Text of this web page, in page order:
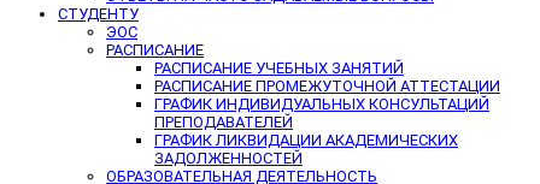
СТУДЕНТУ
ЭОС
РАСПИСАНИЕ
РАСПИСАНИЕ УЧЕБНЫХ ЗАНЯТИЙ
РАСПИСАНИЕ ПРОМЕЖУТОЧНОЙ АТТЕСТАЦИИ
ГРАФИК ИНДИВИДУАЛЬНЫХ КОНСУЛЬТАЦИЙ
ПРЕПОДАВАТЕЛЕЙ
ГРАФИК ЛИКВИДАЦИИ АКАДЕМИЧЕСКИХ
ЗАДОЛЖЕННОСТЕЙ
ОБРАЗОВАТЕЛЬНАЯ ДЕЯТЕЛЬНОСТЬ